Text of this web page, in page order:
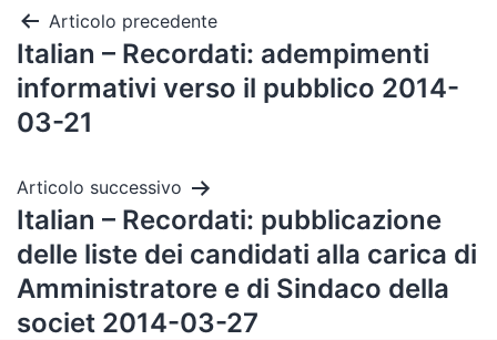
Articolo precedente
Italian – Recordati: adempimenti
informativi verso il pubblico 2014-
03-21
Articolo successivo
Italian – Recordati: pubblicazione
delle liste dei candidati alla carica di
Amministratore e di Sindaco della
societ 2014-03-27